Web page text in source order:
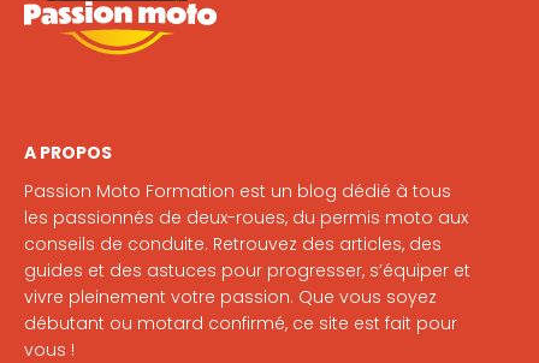
A PROPOS
Passion Moto Formation est un blog dédié à tous
les passionnés de deux-roues, du permis moto aux
conseils de conduite. Retrouvez des articles, des
guides et des astuces pour progresser, s’équiper et
vivre pleinement votre passion. Que vous soyez
débutant ou motard confirmé, ce site est fait pour
vous !